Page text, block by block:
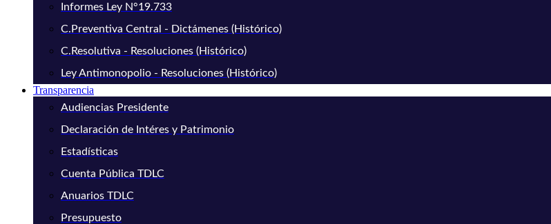
Informes Ley N°19.733
C.Preventiva Central - Dictámenes (Histórico)
C.Resolutiva - Resoluciones (Histórico)
Ley Antimonopolio - Resoluciones (Histórico)
Transparencia
Audiencias Presidente
Declaración de Intéres y Patrimonio
Estadísticas
Cuenta Pública TDLC
Anuarios TDLC
Presupuesto